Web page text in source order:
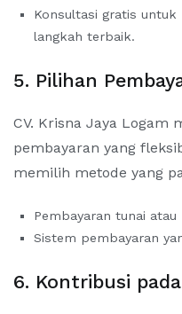
Konsultasi gratis
langkah terbaik.
5. Pilihan
CV. Krisna Jaya Logam
pembayaran yang
memilih metode yang
Pembayaran tunai
Sistem pembayaran
6. Kontribusi